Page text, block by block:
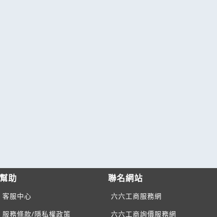
幫助
客服中心
服務條款/隱私權政策
聯名網站
六六工商服務網
六六工商詢價服務網